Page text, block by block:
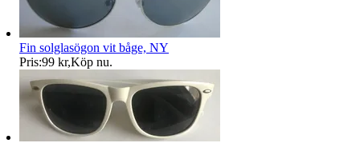
Fin solglasögon vit båge, NY
Pris:99 kr,Köp nu.